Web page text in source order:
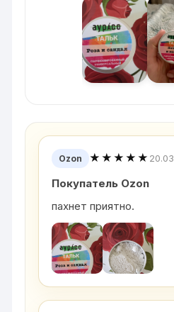
Ozon ★★★★★
Покупатель Ozon
пахнет приятно.